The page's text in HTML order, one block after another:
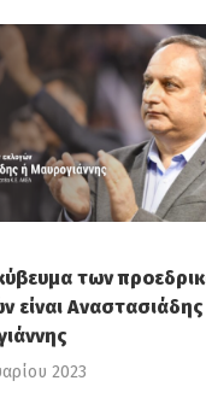
των
είναι Αναστασιάδης
2023